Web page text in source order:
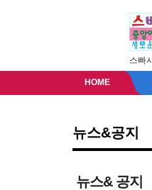
스빠
HOME
뉴스&공지
뉴스& 공지